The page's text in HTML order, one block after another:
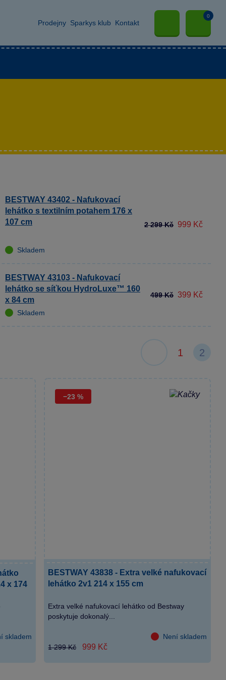
Prodejny Sparkys klub Kontakt
0
BESTWAY 43402 - Nafukovací
lehátko s textilním potahem 176 x
107 cm
Skladem
2 299 Kč 999 Kč
BESTWAY 43103 - Nafukovací
lehátko se síťkou HydroLuxe™ 160
x 84 cm
Skladem
499 Kč 399 Kč
1 2
x 174
skladem
−23 %
BESTWAY 43838 - Extra velké nafukovací
lehátko 2v1 214 x 155 cm
Extra velké nafukovací lehátko od Bestway
poskytuje dokonalý...
Není skladem
1 299 Kč
999 Kč